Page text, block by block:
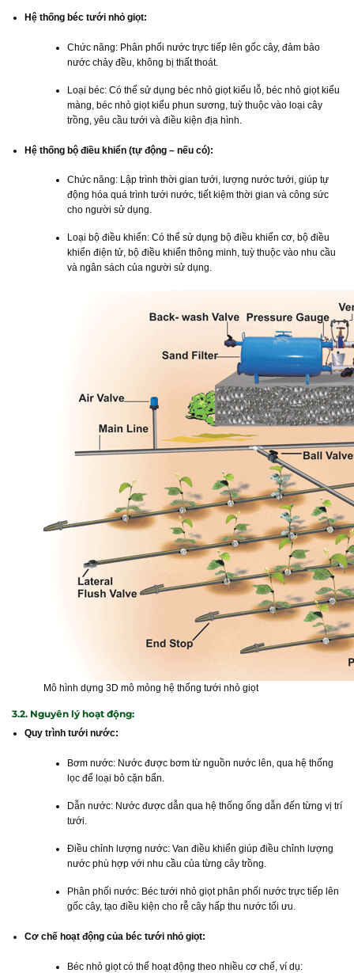
Hệ thống béc tưới nhỏ giọt:
Chức năng: Phân phối nước trực tiếp lên gốc cây, đảm bảo
nước chảy đều, không bị thất thoát.
Loại béc: Có thể sử dụng béc nhỏ giọt kiểu lỗ, béc nhỏ giọt kiểu
màng, béc nhỏ giọt kiểu phun sương, tuỳ thuộc vào loại cây
trồng, yêu cầu tưới và điều kiện địa hình.
Hệ thống bộ điều khiển (tự động – nếu có):
Chức năng: Lập trình thời gian tưới, lượng nước tưới, giúp tự
động hóa quá trình tưới nước, tiết kiệm thời gian và công sức
cho người sử dụng.
Loại bộ điều khiển: Có thể sử dụng bộ điều khiển cơ, bộ điều
khiển điện tử, bộ điều khiển thông minh, tuỳ thuộc vào nhu cầu
và ngân sách của người sử dụng.
Mô hình dựng 3D mô mỏng hệ thống tưới nhỏ giọt
3.2. Nguyên lý hoạt động:
Quy trình tưới nước:
Bơm nước: Nước được bơm từ nguồn nước lên, qua hệ thống
lọc để loại bỏ cặn bẩn.
Dẫn nước: Nước được dẫn qua hệ thống ống dẫn đến từng vị trí
tưới.
Điều chỉnh lượng nước: Van điều khiển giúp điều chỉnh lượng
nước phù hợp với nhu cầu của từng cây trồng.
Phân phối nước: Béc tưới nhỏ giọt phân phối nước trực tiếp lên
gốc cây, tạo điều kiện cho rễ cây hấp thu nước tối ưu.
Cơ chế hoạt động của béc tưới nhỏ giọt:
Béc nhỏ giọt có thể hoạt động theo nhiều cơ chế, ví dụ: